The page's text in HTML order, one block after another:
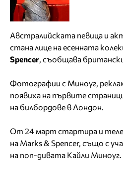
Австралийската певица и
стана лице на есенната
Spencer , съобщава
Фотографии с Миноуг,
появиха на първите
на билбордове в Лондон.
От 24 март стартира и
на Marks & Spencer, също с
на поп-дивата Кайли Миноуг.